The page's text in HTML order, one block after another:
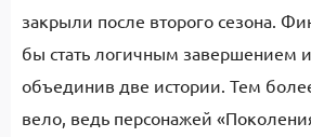
закрыли после второго сезона.
бы стать логичным завершением и
объединив две истории. Тем
вело, ведь персонажей